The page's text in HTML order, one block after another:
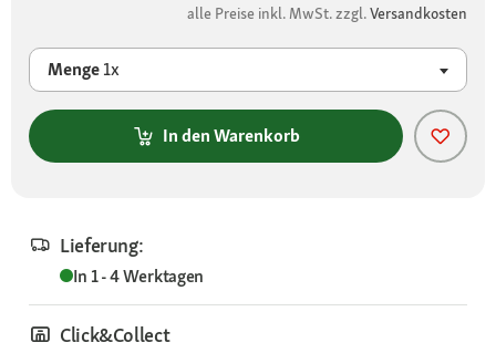
alle Preise inkl. MwSt. zzgl.Versandkosten
Menge1x
In den Warenkorb
Lieferung:
In 1 - 4 Werktagen
Click&Collect